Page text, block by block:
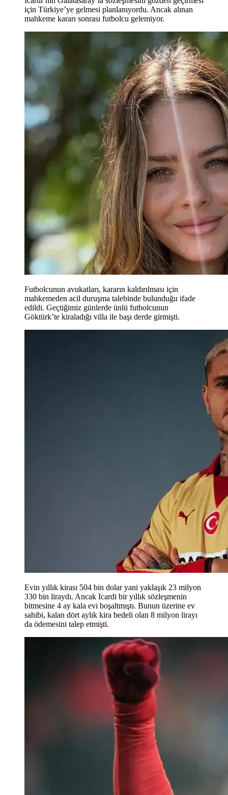
için Türkiye’ye gelmesi planlanıyordu. Ancak alınan
mahkeme kararı sonrası futbolcu gelemiyor.
Futbolcunun avukatları, kararın kaldırılması için
mahkemeden acil duruşma talebinde bulunduğu ifade
edildi. Geçtiğimiz günlerde ünlü futbolcunun
Göktürk’te kiraladığı villa ile başı derde girmişti.
Evin yıllık kirası 504 bin dolar yani yaklaşık 23 milyon
330 bin liraydı. Ancak Icardi bir yıllık sözleşmenin
bitmesine 4 ay kala evi boşaltmıştı. Bunun üzerine ev
sahibi, kalan dört aylık kira bedeli olan 8 milyon lirayı
da ödemesini talep etmişti.